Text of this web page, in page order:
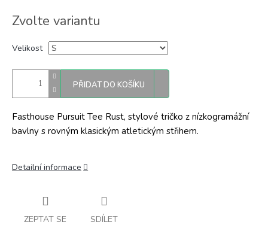
cena:
Zvolte variantu
Velikost
PŘIDAT DO KOŠÍKU
Fasthouse Pursuit Tee Rust, stylové tričko z nízkogramážní
bavlny s rovným klasickým atletickým střihem.
Detailní informace
ZEPTAT SE SDÍLET